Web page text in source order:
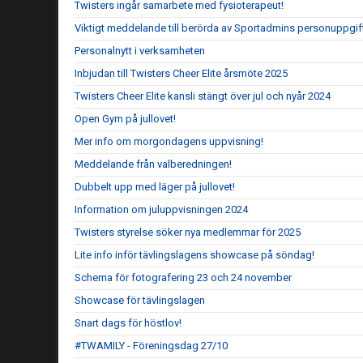
Twisters ingår samarbete med fysioterapeut!
Viktigt meddelande till berörda av Sportadmins
Personalnytt i verksamheten
Inbjudan till Twisters Cheer Elite årsmöte 2025
Twisters Cheer Elite kansli stängt över jul och nyår 2024
Open Gym på jullovet!
Mer info om morgondagens uppvisning!
Meddelande från valberedningen!
Dubbelt upp med läger på jullovet!
Information om juluppvisningen 2024
Twisters styrelse söker nya medlemmar för 2025
Lite info inför tävlingslagens showcase på söndag!
Schema för fotografering 23 och 24 november
Showcase för tävlingslagen
Snart dags för höstlov!
#TWAMILY - Föreningsdag 27/10